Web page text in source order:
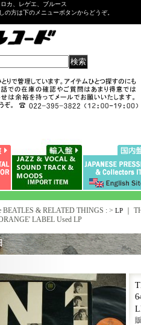
カ、レゲエ、ブルース
方は下のメニューボタンからどうぞ。
BEATLES & RELATED THINGS : > LP｜
LABEL Used LP